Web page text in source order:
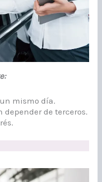
mismo día.
de terceros.